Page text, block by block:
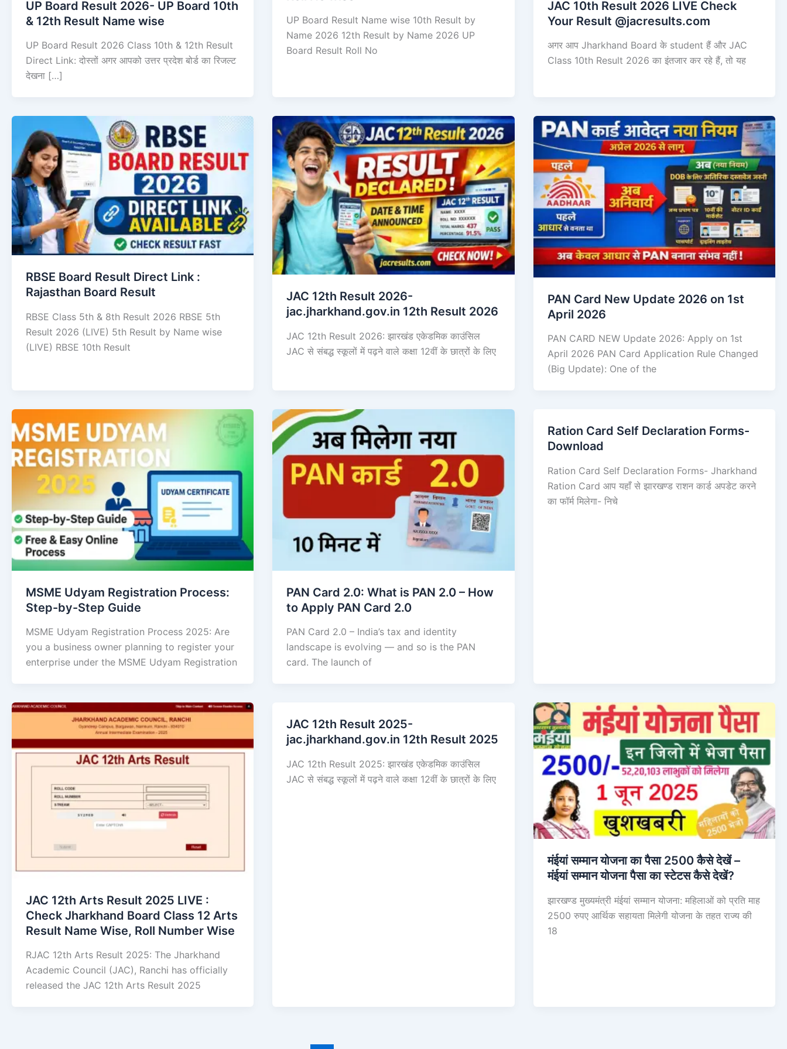
UP Board Result 2026- UP Board 10th
& 12th Result Name wise
UP Board Result 2026 Class 10th & 12th Result
Direct Link: दोस्तों अगर आपको उत्तर प्रदेश बोर्ड का रिजल्ट
देखना […]
UP Board Result Name wise 10th Result by
Name 2026 12th Result by Name 2026 UP
Board Result Roll No
JAC 10th Result 2026 LIVE Check
Your Result @jacresults.com
अगर आप Jharkhand Board के student हैं और JAC
Class 10th Result 2026 का इंतजार कर रहे हैं, तो यह
RBSE Board Result Direct Link : ​
Rajasthan Board Result
RBSE Class 5th & 8th Result 2026 RBSE 5th
Result 2026 (LIVE) 5th Result by Name wise
(LIVE) RBSE 10th Result
JAC 12th Result 2026-
jac.jharkhand.gov.in 12th Result 2026
JAC 12th Result 2026: झारखंड एकेडमिक काउंसिल
JAC से संबद्ध स्कूलों में पढ़ने वाले कक्षा 12वीं के छात्रों के लिए
PAN Card New Update 2026 on 1st
April 2026
PAN CARD NEW Update 2026: Apply on 1st
April 2026 PAN Card Application Rule Changed
(Big Update): One of the
MSME Udyam Registration Process:
Step-by-Step Guide
MSME Udyam Registration Process 2025: Are
you a business owner planning to register your
enterprise under the MSME Udyam Registration
PAN Card 2.0: What is PAN 2.0 – How
to Apply PAN Card 2.0
PAN Card 2.0 – India’s tax and identity
landscape is evolving — and so is the PAN
card. The launch of
Ration Card Self Declaration Forms-
Download
Ration Card Self Declaration Forms- Jharkhand
Ration Card आप यहाँ से झारखण्ड राशन कार्ड अपडेट करने
का फॉर्म मिलेगा- निचे
JAC 12th Arts Result 2025 LIVE :
Check Jharkhand Board Class 12 Arts
Result Name Wise, Roll Number Wise
RJAC 12th Arts Result 2025: The Jharkhand
Academic Council (JAC), Ranchi has officially
released the JAC 12th Arts Result 2025
JAC 12th Result 2025-
jac.jharkhand.gov.in 12th Result 2025
JAC 12th Result 2025: झारखंड एकेडमिक काउंसिल
JAC से संबद्ध स्कूलों में पढ़ने वाले कक्षा 12वीं के छात्रों के लिए
मंईयां सम्मान योजना का पैसा 2500 कैसे देखें –
मंईयां सम्मान योजना पैसा का स्टेटस कैसे देखें?
झारखण्ड मुख्यमंत्री मंईयां सम्मान योजना: महिलाओं को प्रति माह
2500 रुपए आर्थिक सहायता मिलेगी योजना के तहत राज्य की
18